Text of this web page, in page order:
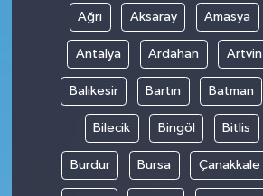
Ağrı Aksaray Amasya
Antalya Ardahan Artvin
Balıkesir Bartın Batman
Bilecik Bingöl Bitlis
Burdur Bursa Çanakkale